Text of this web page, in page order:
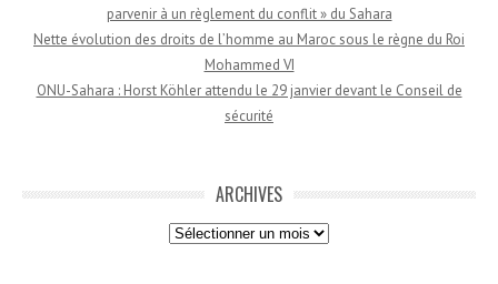
parvenir à un règlement du conflit » du Sahara
Nette évolution des droits de l’homme au Maroc sous le règne du Roi
Mohammed VI
ONU-Sahara : Horst Köhler attendu le 29 janvier devant le Conseil de
sécurité
ARCHIVES
Archives